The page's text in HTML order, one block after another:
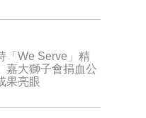
「We Serve」精
大獅子會捐血公
果亮眼